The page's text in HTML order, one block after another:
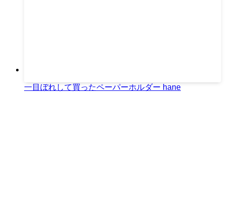
一目ぼれして買ったペーパーホルダー hane